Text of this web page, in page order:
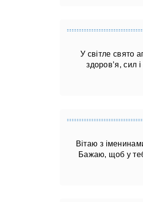
У світле свято
здоров’я, сил
Вітаю з
Бажаю, щоб у